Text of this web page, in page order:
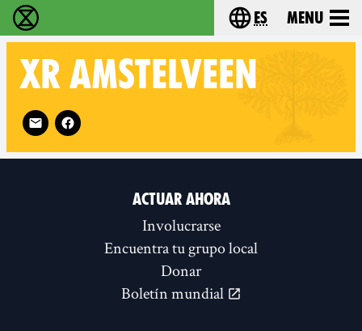
extinction rebellion - Home Choose your
es Menu
XR AMSTELVEEN
Follow XR Amstelveen on
ACTUAR AHORA
Involucrarse
Encuentra tu grupo local
Donar
Boletín mundial